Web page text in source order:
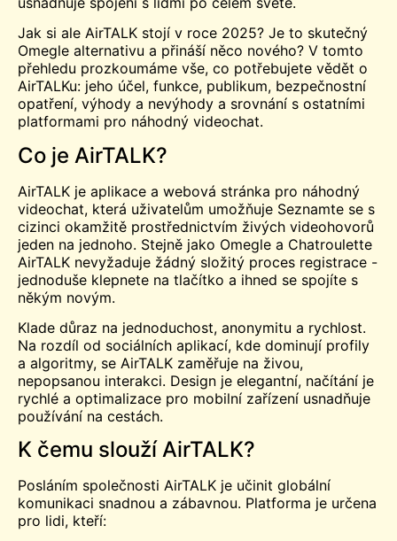
Jak si ale AirTALK stojí v roce 2025? Je to skutečný
Omegle alternativu a přináší něco nového? V tomto
přehledu prozkoumáme vše, co potřebujete vědět o
AirTALKu: jeho účel, funkce, publikum, bezpečnostní
opatření, výhody a nevýhody a srovnání s ostatními
platformami pro náhodný videochat.
Co je AirTALK?
AirTALK je aplikace a webová stránka pro náhodný
videochat, která uživatelům umožňuje Seznamte se s
cizinci okamžitě prostřednictvím živých videohovorů
jeden na jednoho. Stejně jako Omegle a Chatroulette
AirTALK nevyžaduje žádný složitý proces registrace -
jednoduše klepnete na tlačítko a ihned se spojíte s
někým novým.
Klade důraz na jednoduchost, anonymitu a rychlost.
Na rozdíl od sociálních aplikací, kde dominují profily
a algoritmy, se AirTALK zaměřuje na živou,
nepopsanou interakci. Design je elegantní, načítání je
rychlé a optimalizace pro mobilní zařízení usnadňuje
používání na cestách.
K čemu slouží AirTALK?
Posláním společnosti AirTALK je učinit globální
komunikaci snadnou a zábavnou. Platforma je určena
pro lidi, kteří: